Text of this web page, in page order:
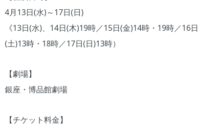
4月13日(水)～17日(日)
《13日(水)、14日(木)19時／15日(金)14時・19時／16日
(土)13時・18時／17日(日)13時）
【劇場】
銀座・博品館劇場
【チケット料金】